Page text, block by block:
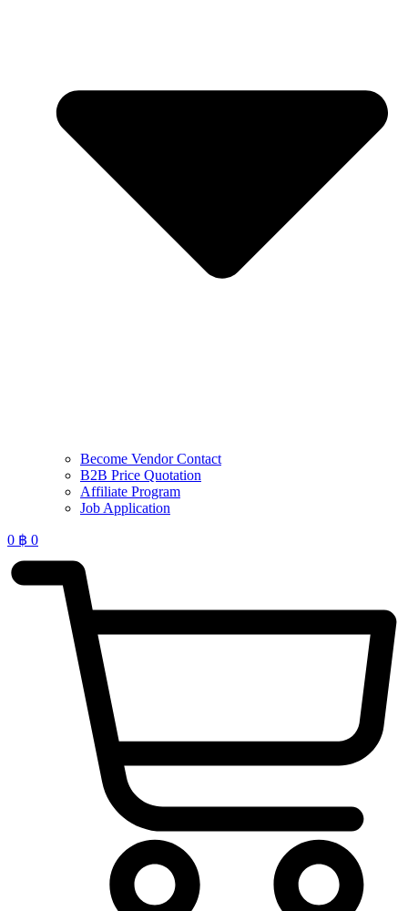
Become Vendor Contact
B2B Price Quotation
Affiliate Program
Job Application
0 ฿ 0